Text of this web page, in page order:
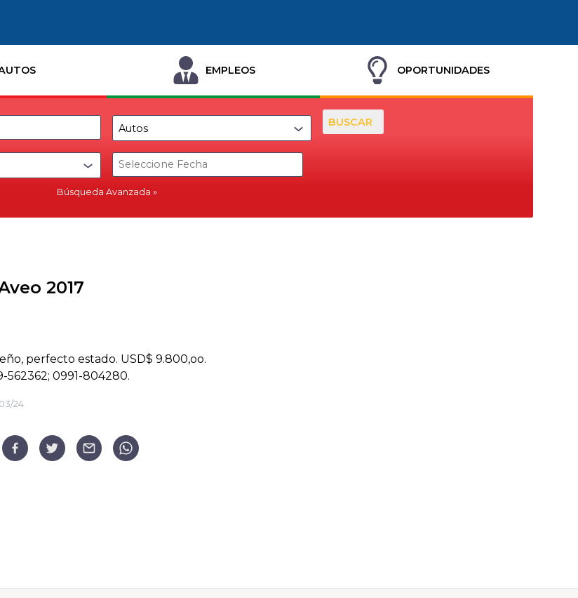
EMPLEOS OPORTUNIDADES
Búsqueda Avanzada
BUSCAR
2017
perfecto estado. USD$ 9.800,oo.
562362; 0991-804280.
24